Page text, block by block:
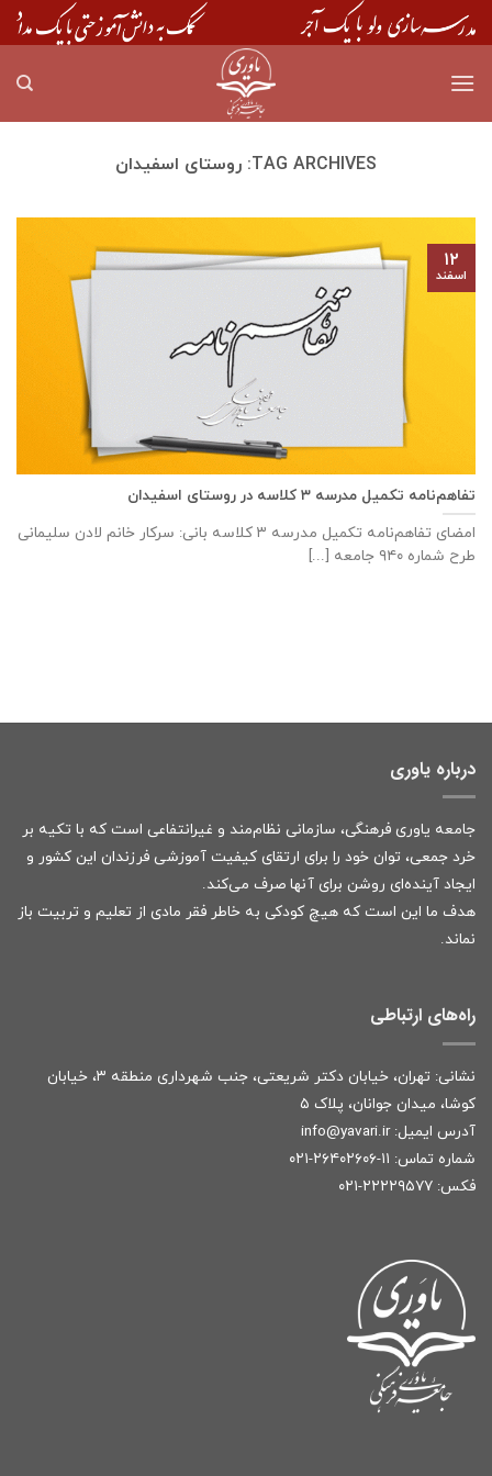
Skip
to
TAG ARCHIVES: روستای اسفيدان
تفاهم‌نامه تكميل مدرسه ٣ كلاسه در روستای اسفیدان
امضای تفاهم‌نامه تكميل مدرسه ٣ كلاسه بانی: سركار خانم لادن سليمانی
طرح شماره ٩٤٠ جامعه [...]
۱۲
اسفند
درباره یاوری
جامعه یاوری فرهنگی، سازمانی نظام‌مند و غیرانتفاعی است که با تکیه بر
خرد جمعی، توان خود را برای ارتقای کیفیت آموزشی فرزندان این کشور و
ایجاد آینده‌ای روشن برای آنها صرف می‌کند.
هدف ما این است که هیچ کودکی به خاطر فقر مادی از تعلیم و تربیت باز
نماند.
راه‌های ارتباطی
نشانی: تهران، خیابان دکتر شریعتی، جنب شهرداری منطقه ۳، خیابان
کوشا، میدان جوانان، پلاک ۵
آدرس ایمیل: info@yavari.ir
شماره تماس: ۱۱-۲۶۴۰۲۶۰۶-۰۲۱
فکس: ۲۲۲۲۹۵۷۷-۰۲۱